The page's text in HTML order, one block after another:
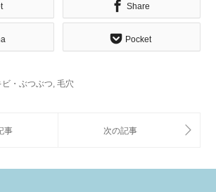
Share
Pocket
ビ・ぶつぶつ, 毛穴